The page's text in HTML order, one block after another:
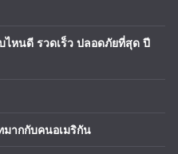
ไหนดี รวดเร็ว ปลอดภัยที่สุด ปี
มากกับคนอเมริกัน